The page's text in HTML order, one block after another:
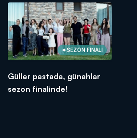
SEZON FİNALİ
Güller pastada, günahlar
sezon finalinde!